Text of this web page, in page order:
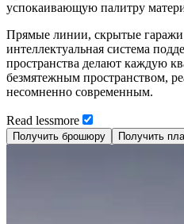
успокаивающую палитру
Прямые линии, скрытые гаражи
интеллектуальная система
пространства делают каждую
безмятежным пространством,
несомненно современным.
Read lessmore
Получить брошюру Получить